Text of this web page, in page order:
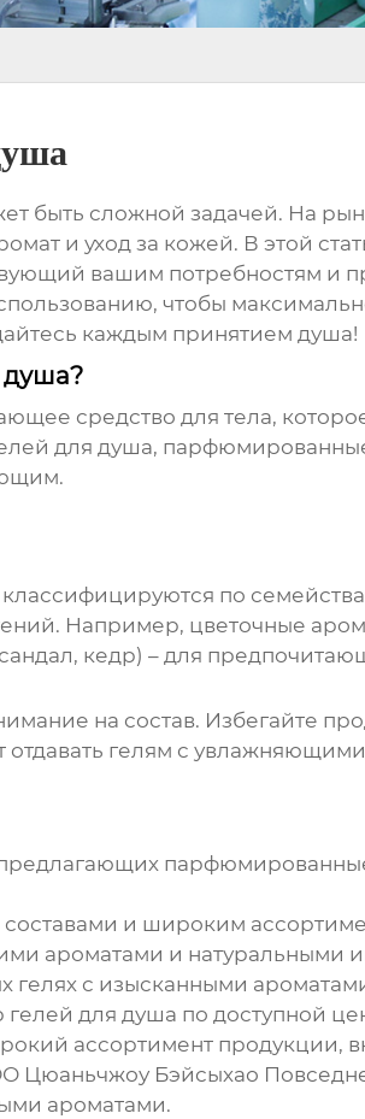
быть сложной задачей. На
и уход за кожей. В этой
вашим потребностям и
чтобы
каждым принятием душа!
средство для тела,
для душа,
классифицируются по
Например, цветочные
кедр) – для
на состав. Избегайте
отдавать гелям с
и широким
ароматами и натуральными
гелях с изысканными
для душа по доступной
ассортимент продукции,
Цюаньчжоу Бэйсыхао
ароматами.